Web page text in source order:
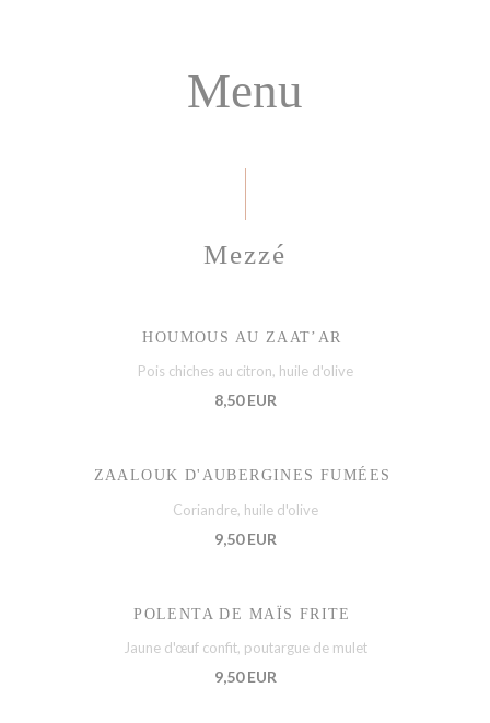
Menu
Mezzé
HOUMOUS AU ZAAT’AR
Pois chiches au citron, huile d'olive
8,50 EUR
ZAALOUK D'AUBERGINES FUMÉES
Coriandre, huile d'olive
9,50 EUR
POLENTA DE MAÏS FRITE
Jaune d'œuf confit, poutargue de mulet
9,50 EUR